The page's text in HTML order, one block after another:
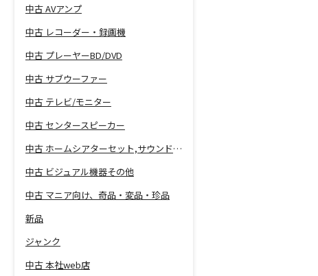
中古 AVアンプ
中古 レコーダー・録画機
中古 プレーヤーBD/DVD
中古 サブウーファー
中古 テレビ/モニター
中古 センタースピーカー
中古 ホームシアターセット,サウンドバー
中古 ビジュアル機器その他
中古 マニア向け、奇品・変品・珍品
新品
ジャンク
中古 本社web店